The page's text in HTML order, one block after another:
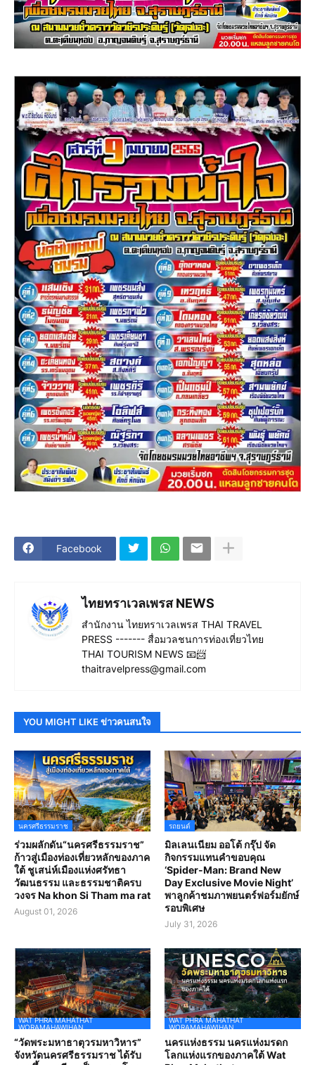
Facebook
ไทยทราเวลเพรส NEWS
สำนักงาน ไทยทราเวลเพรส THAI TRAVEL
PRESS ------- สื่อมวลชนการท่องเที่ยวไทย
THAI TOURISM NEWS 📧📨
thaitravelpress@gmail.com
YOU MIGHT LIKE ข่าวคนสนใจ
นครศรีธรรมราช
ร่วมผลักดัน“นครศรีธรรมราช”
ก้าวสู่เมืองท่องเที่ยวหลักของภาค
ใต้ ชูเสน่ห์เมืองแห่งศรัทธา
วัฒนธรรม และธรรมชาติครบ
วงจร Na khon Si Tham ma rat
August 01, 2026
รถยนต์
มิลเลนเนียม ออโต้ กรุ๊ป จัด
กิจกรรมแทนคำขอบคุณ
‘Spider-Man: Brand New
Day Exclusive Movie Night’
พาลูกค้าชมภาพยนตร์ฟอร์มยักษ์
รอบพิเศษ
July 31, 2026
WAT PHRA MAHATHAT
WORAMAHAWIHAN
“วัดพระมหาธาตุวรมหาวิหาร”
จังหวัดนครศรีธรรมราช ได้รับ
WAT PHRA MAHATHAT
WORAMAHAWIHAN
นครแห่งธรรม นครแห่งมรดก
โลกแห่งแรกของภาคใต้ Wat